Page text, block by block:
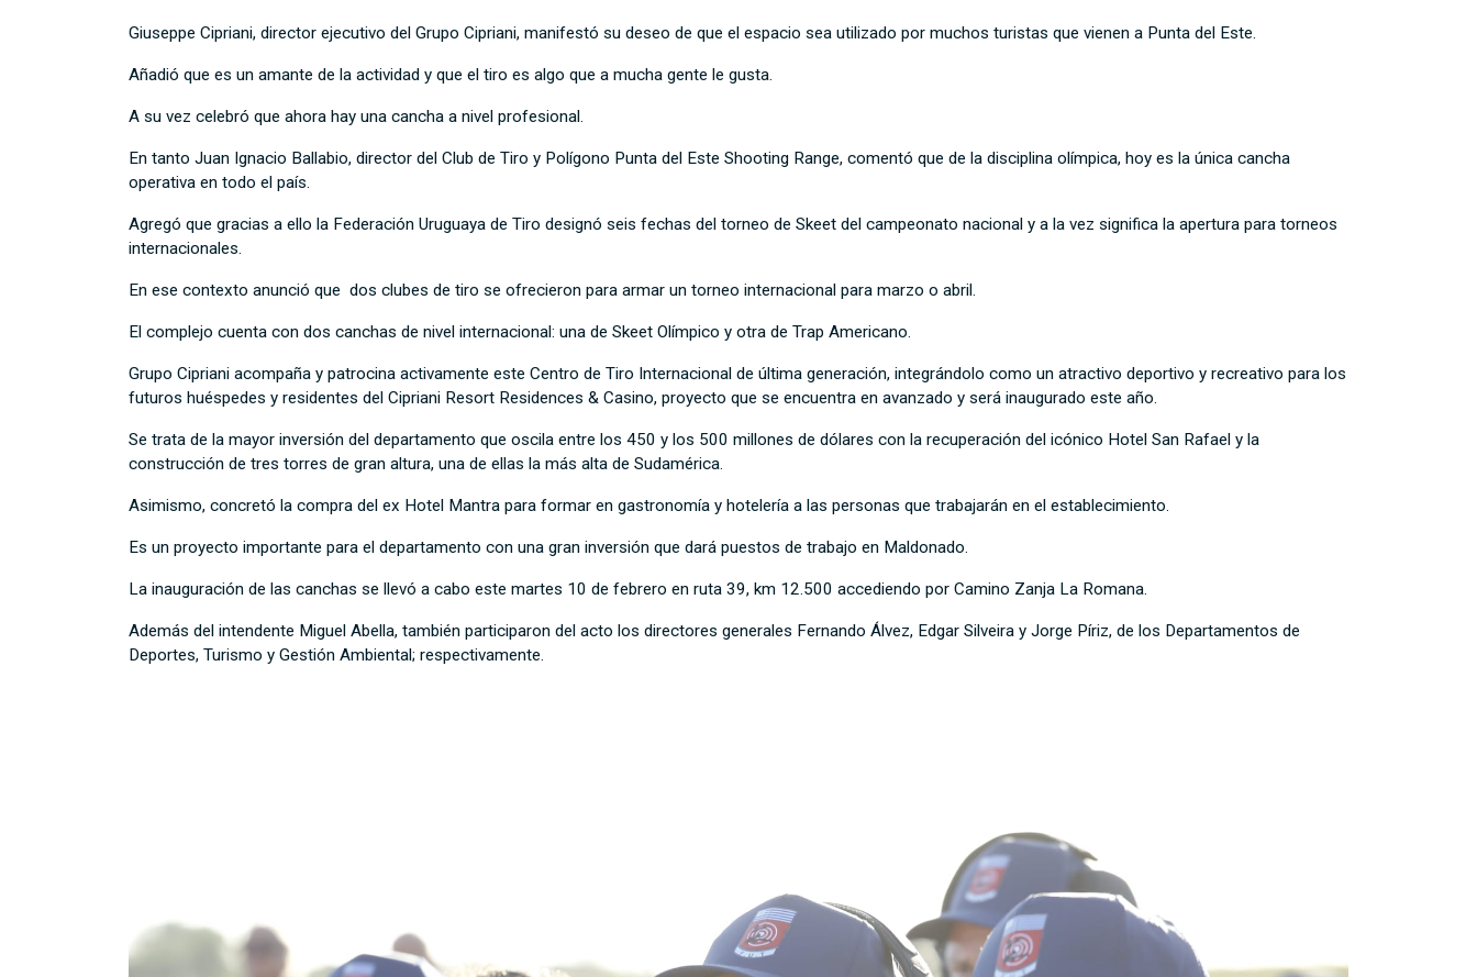
Giuseppe Cipriani, director ejecutivo del Grupo Cipriani, manifestó su deseo de que el espacio sea utilizado por muchos turistas que vienen a Punta del Este.
Añadió que es un amante de la actividad y que el tiro es algo que a mucha gente le gusta.
A su vez celebró que ahora hay una cancha a nivel profesional.
En tanto Juan Ignacio Ballabio, director del Club de Tiro y Polígono Punta del Este Shooting Range, comentó que de la disciplina olímpica, hoy es la única cancha
operativa en todo el país.
Agregó que gracias a ello la Federación Uruguaya de Tiro designó seis fechas del torneo de Skeet del campeonato nacional y a la vez significa la apertura para torneos
internacionales.
En ese contexto anunció que dos clubes de tiro se ofrecieron para armar un torneo internacional para marzo o abril.
El complejo cuenta con dos canchas de nivel internacional: una de Skeet Olímpico y otra de Trap Americano.
Grupo Cipriani acompaña y patrocina activamente este Centro de Tiro Internacional de última generación, integrándolo como un atractivo deportivo y recreativo para los
futuros huéspedes y residentes del Cipriani Resort Residences & Casino, proyecto que se encuentra en avanzado y será inaugurado este año.
Se trata de la mayor inversión del departamento que oscila entre los 450 y los 500 millones de dólares con la recuperación del icónico Hotel San Rafael y la
construcción de tres torres de gran altura, una de ellas la más alta de Sudamérica.
Asimismo, concretó la compra del ex Hotel Mantra para formar en gastronomía y hotelería a las personas que trabajarán en el establecimiento.
Es un proyecto importante para el departamento con una gran inversión que dará puestos de trabajo en Maldonado.
La inauguración de las canchas se llevó a cabo este martes 10 de febrero en ruta 39, km 12.500 accediendo por Camino Zanja La Romana.
Además del intendente Miguel Abella, también participaron del acto los directores generales Fernando Álvez, Edgar Silveira y Jorge Píriz, de los Departamentos de
Deportes, Turismo y Gestión Ambiental; respectivamente.